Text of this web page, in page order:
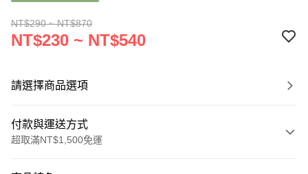
NT$290 ~ NT$870
NT$230 ~ NT$540
請選擇商品選項
付款與運送方式
超取滿NT$1,500免運